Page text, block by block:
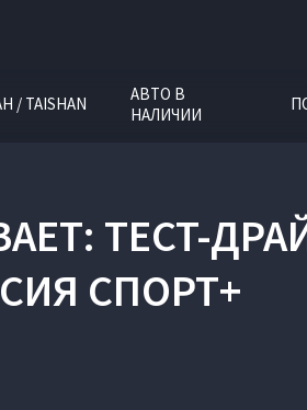
/ TAISHAN
АВТО В
НАЛИЧИИ
ТЕСТ-
СПОРТ+